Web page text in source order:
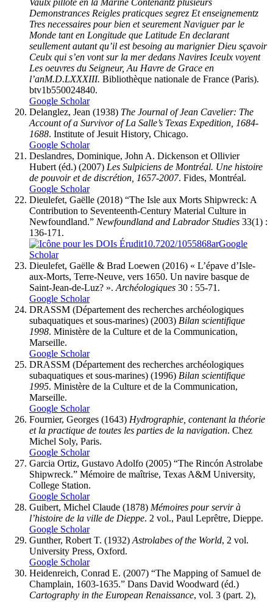
Demonstrances Reigles praticques segrez Et enseignementz
Tres necessaires pour bien et seurement Naviguer par le
Monde tant en Longitude que Latitude En declarant
seullement autant qu’il est besoing au marignier Dieu sçavoir
Ceulx qui s’en vont sur la mer dedans Navires Iceulx voyent
Les oeuvres du Seigneur, Au Havre de Grace en
l’anM.D.LXXXIII. Bibliothèque nationale de France (Paris).
btv1b550024840.
Google Scholar
Delanglez, Jean (1938) The Journal of Jean Cavelier: The
Account of a Survivor of La Salle’s Texas Expedition, 1684-
1688. Institute of Jesuit History, Chicago.
Google Scholar
Deslandres, Dominique, John A. Dickenson et Ollivier
Hubert (éd.) (2007) Les Sulpiciens de Montréal. Une histoire
de pouvoir et de discrétion, 1657-2007. Fides, Montréal.
Google Scholar
Dieulefet, Gaëlle (2018) “The Isle aux Morts Shipwreck: A
Contribution to Seventeenth-Century Material Culture in
Newfoundland.” Newfoundland and Labrador Studies 33(1) :
136-171.
10.7202/1055868arGoogle
Scholar
Dieulefet, Gaëlle & Brad Loewen (2016) « L’épave d’Isle-
aux-Morts, Terre-Neuve, vers 1650. Un navire basque de
Saint-Jean-de-Luz? ». Archéologiques 30 : 55-71.
Google Scholar
DRASSM (Département des recherches archéologiques
subaquatiques et sous-marines) (2003) Bilan scientifique
1998. Ministère de la Culture et de la Communication,
Marseille.
Google Scholar
DRASSM (Département des recherches archéologiques
subaquatiques et sous-marines) (1996) Bilan scientifique
1995. Ministère de la Culture et de la Communication,
Marseille.
Google Scholar
Fournier, Georges (1643) Hydrographie, contenant la théorie
et la practique de toutes les parties de la navigation. Chez
Michel Soly, Paris.
Google Scholar
Garcia Ortiz, Gustavo Adolfo (2005) “The Rincón Astrolabe
Shipwreck.” Mémoire de maîtrise, Texas A&M University,
College Station.
Google Scholar
Guibert, Michel Claude (1878) Mémoires pour servir à
l’histoire de la ville de Dieppe. 2 vol., Paul Leprêtre, Dieppe.
Google Scholar
Gunther, Robert T. (1932) Astrolabes of the World, 2 vol.
University Press, Oxford.
Google Scholar
Heidenreich, Conrad E. (2007) “The Mapping of Samuel de
Champlain, 1603-1635.” Dans David Woodward (éd.)
Cartography in the European Renaissance, vol. 3 (part. 2),